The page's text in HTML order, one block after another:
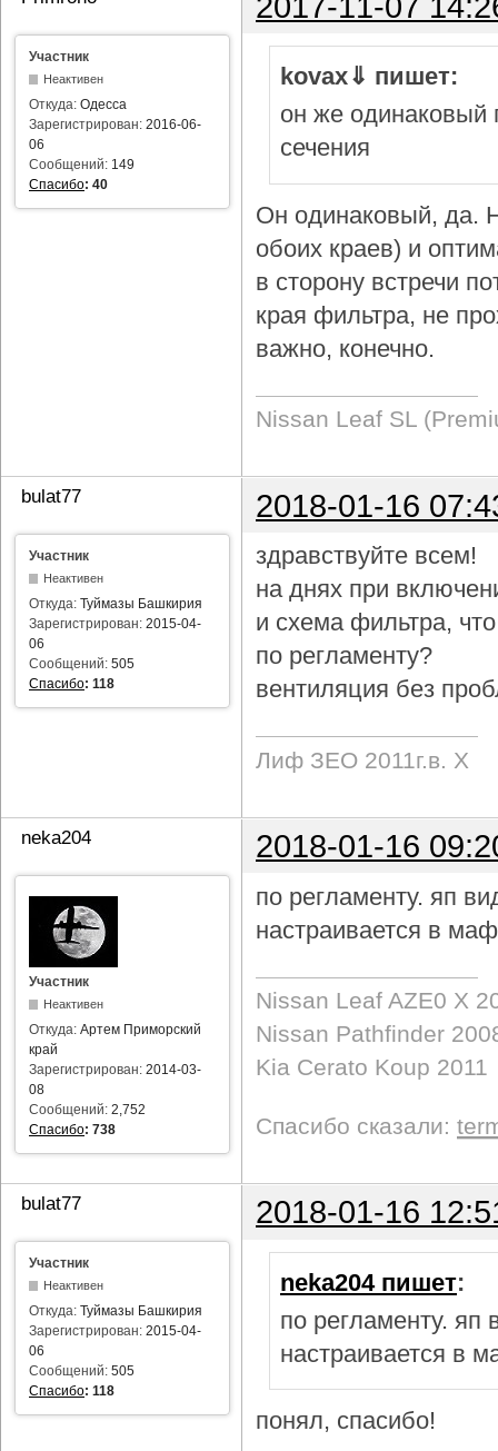
Участник
Неактивен
Откуда: Одесса
Зарегистрирован: 2016-06-
06
Сообщений: 149
Спасибо: 40
kovax⇓ пишет:
он же одинаковый
сечения
Он одинаковый, да.
обоих краев) и
в сторону встречи
края фильтра, не
важно, конечно.
Nissan Leaf SL
bulat77 2018-01-16
Участник
Неактивен
Откуда: Туймазы Башкирия
Зарегистрирован: 2015-04-
06
Сообщений: 505
Спасибо: 118
здравствуйте всем!
на днях при
и схема фильтра,
по регламенту?
вентиляция без
Лиф ЗЕО 2011г.в. Х
neka204 2018-01-16
Участник
Неактивен
Откуда: Артем Приморский
край
Зарегистрирован: 2014-03-
08
Сообщений: 2,752
Спасибо: 738
по регламенту. яп
настраивается в
Nissan Leaf AZE0 X
Nissan Pathfinder
Kia Cerato Koup 2011
Спасибо сказали:
bulat77 2018-01-16
Участник
Неактивен
Откуда: Туймазы Башкирия
Зарегистрирован: 2015-04-
06
Сообщений: 505
Спасибо: 118
neka204 пишет:
по регламенту.
настраивается в
понял, спасибо!